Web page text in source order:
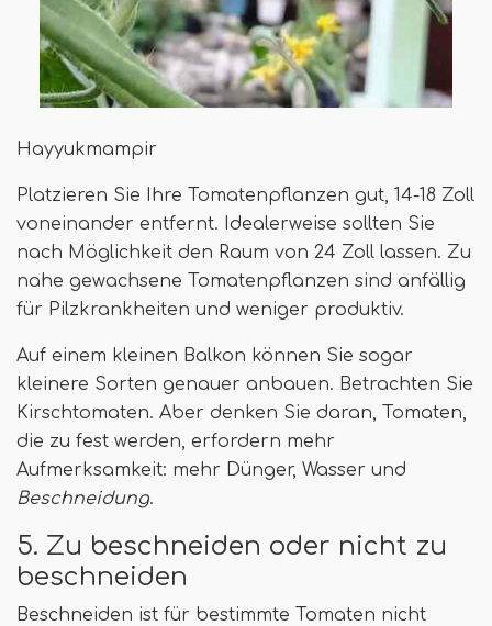
Hayyukmampir
Platzieren Sie Ihre Tomatenpflanzen gut, 14-18 Zoll
voneinander entfernt. Idealerweise sollten Sie
nach Möglichkeit den Raum von 24 Zoll lassen. Zu
nahe gewachsene Tomatenpflanzen sind anfällig
für Pilzkrankheiten und weniger produktiv.
Auf einem kleinen Balkon können Sie sogar
kleinere Sorten genauer anbauen. Betrachten Sie
Kirschtomaten. Aber denken Sie daran, Tomaten,
die zu fest werden, erfordern mehr
Aufmerksamkeit: mehr Dünger, Wasser und
Beschneidung.
5. Zu beschneiden oder nicht zu
beschneiden
Beschneiden ist für bestimmte Tomaten nicht